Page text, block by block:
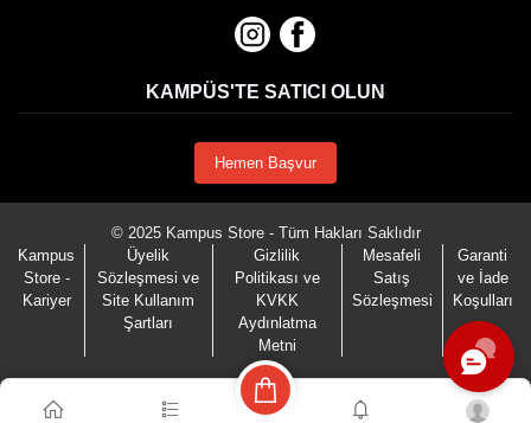
KAMPÜS'TE SATICI OLUN
Hemen Başvur
© 2025 Kampus Store - Tüm Hakları Saklıdır
Kampus
Store -
Kariyer
Üyelik
Sözleşmesi ve
Site Kullanım
Şartları
Gizlilik
Politikası ve
KVKK
Aydınlatma
Metni
Mesafeli
Satış
Sözleşmesi
Garanti
ve İade
Koşulları